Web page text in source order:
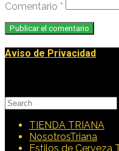
Comentario *
Aviso de Privacidad
Search
TIENDA TRIANA
NosotrosTriana
Estilos de Cerveza